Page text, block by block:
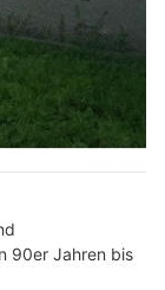
90er Jahren bis